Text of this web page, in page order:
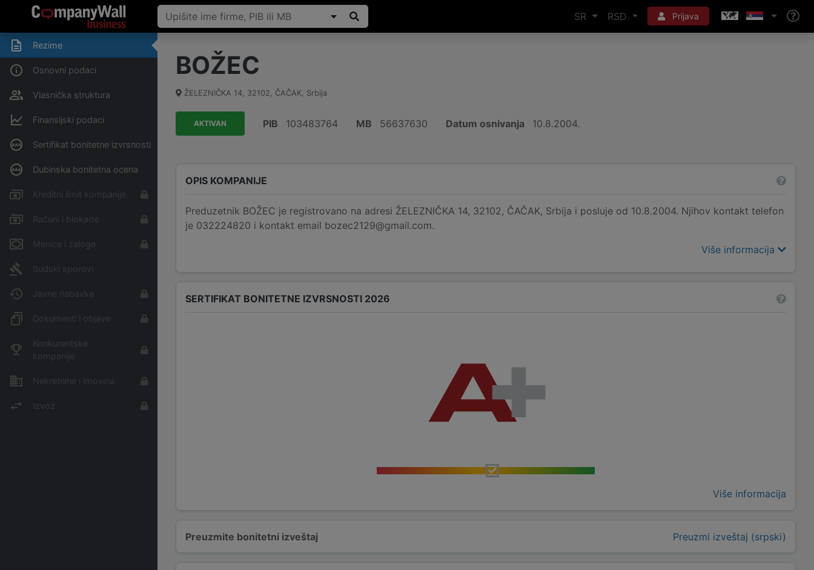
SR RSD Prijava
Rezime
Osnovni podaci
Vlasnička struktura
Finansijski podaci
Sertifikat bonitetne izvrsnosti
Dubinska bonitetna ocena
Kreditni limit kompanije
Računi i blokade
Menice i zaloge
Sudski sporovi
Javne nabavke
Dokumenti i objave
Konkurentske
kompanije
Nekretnine i imovina
Izvoz
BOŽEC
ŽELEZNIČKA 14, 32102, ČAČAK, Srbija
AKTIVAN PIB 103483764 MB 56637630 Datum osnivanja 10.8.2004.
OPIS KOMPANIJE
Preduzetnik BOŽEC je registrovano na adresi ŽELEZNIČKA 14, 32102, ČAČAK, Srbija i posluje od 10.8.2004. Njihov kontakt telefon
je 032224820 i kontakt email bozec2129@gmail.com.
Više informacija
SERTIFIKAT BONITETNE IZVRSNOSTI 2026
Više informacija
Preuzmite bonitetni izveštaj Preuzmi izveštaj (srpski)